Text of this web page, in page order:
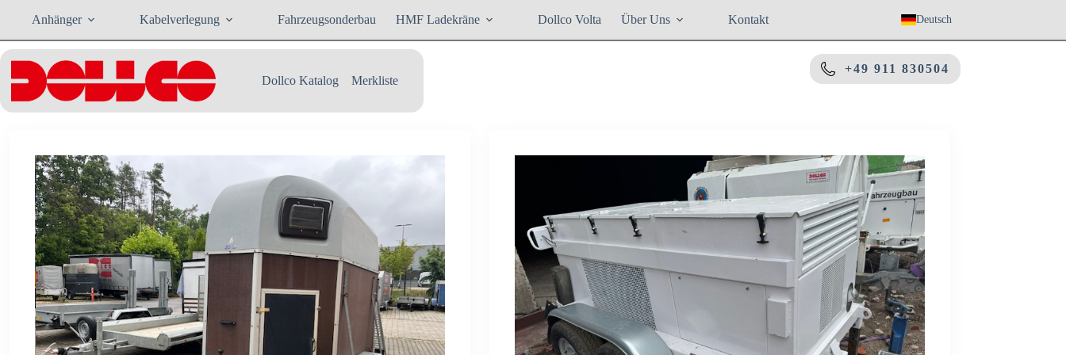
Anhänger Kabelverlegung Fahrzeugsonderbau HMF Ladekräne Dollco Volta Über Uns Kontakt Deutsch
Dollco Katalog Merkliste
+49 911 830504
Slide 2 of 3